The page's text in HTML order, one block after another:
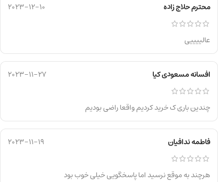
محترم حلاج زاده 2023-12-10
عالییییی
افسانه مسعودی کیا 2023-11-27
چندین باری ک خرید کردیم واقعا راضی بودیم
فاطمه ندافیان 2023-11-19
هرچند به موقع نرسید اما پاسخگویی خیلی خوب بود